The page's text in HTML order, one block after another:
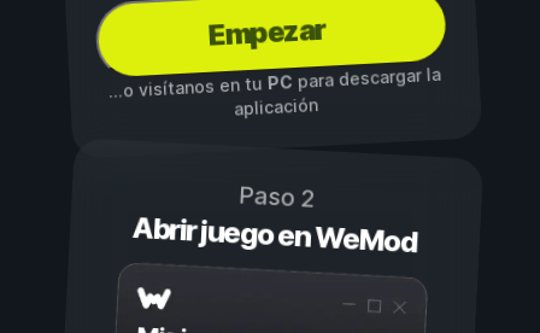
Empezar
...o visítanos en tuPCpara descargar la
aplicación
Paso 2
Abrir juego en WeMod